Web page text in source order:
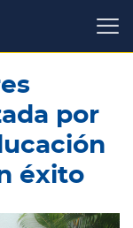
por
éxito